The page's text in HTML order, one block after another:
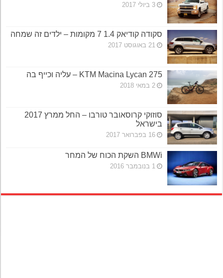
3 ביולי 2017
סקודה קודיאק 1.4 7 מקומות – ילדים זה שמחה
21 באוגוסט 2017
KTM Macina Lycan 275 – עליה וכייף בה
2 במאי 2018
סוזוקי קרוסאובר טורבו – החל ממרץ 2017
בישראל
16 בפברואר 2017
BMWi השקת הכוח של המחר
1 בנובמבר 2016